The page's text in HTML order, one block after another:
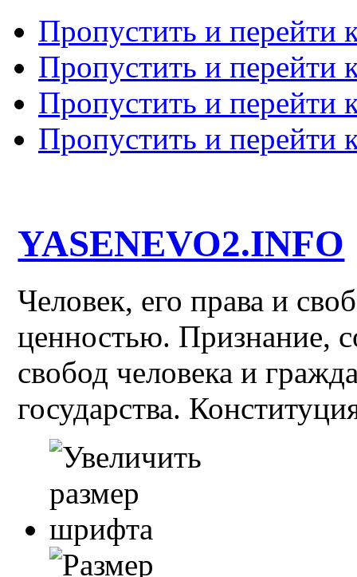
Пропустить и перейти
Пропустить и перейти
Пропустить и перейти
Пропустить и перейти
YASENEVO2.INFO
Человек, его права и
ценностью. Признание,
свобод человека и
государства.